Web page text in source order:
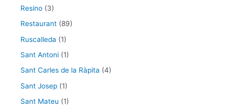
Resino (3)
Restaurant (89)
Ruscalleda (1)
Sant Antoni (1)
Sant Carles de la Ràpita (4)
Sant Josep (1)
Sant Mateu (1)